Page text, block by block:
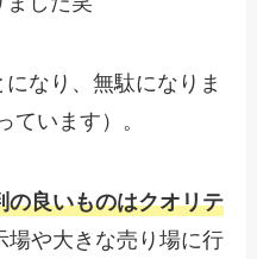
なり、無駄になりま
ています）。
の良いものはクオリテ
場や大きな売り場に行